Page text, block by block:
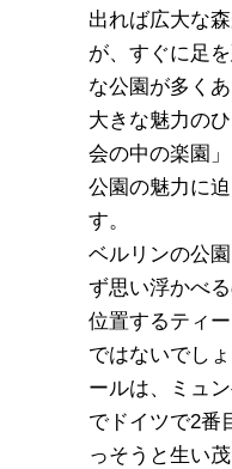
出れば広大な
が、すぐに足
な公園が多く
大きな魅力の
会の中の楽園
公園の魅力に
す。
ベルリンの公
ず思い浮かべ
位置するティ
ではないでし
ールは、ミュ
でドイツで2番
っそうと生い